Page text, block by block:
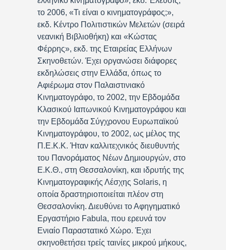
το 2006, «Τι είναι ο κινηματογράφος;»,
εκδ. Κέντρο Πολιτιστικών Μελετών (σειρά
νεανική Βιβλιοθήκη) και «Κώστας
Φέρρης», εκδ. της Εταιρείας Ελλήνων
Σκηνοθετών. Έχει οργανώσει διάφορες
εκδηλώσεις στην Ελλάδα, όπως το
Αφιέρωμα στον Παλαιστινιακό
Κινηματογράφο, το 2002, την Εβδομάδα
Κλασικού Ιαπωνικού Κινηματογράφου και
την Εβδομάδα Σύγχρονου Ευρωπαϊκού
Κινηματογράφου, το 2002, ως μέλος της
Π.Ε.Κ.Κ. Ήταν καλλιτεχνικός διευθυντής
του Πανοράματος Νέων Δημιουργών, στο
Ε.Κ.Θ., στη Θεσσαλονίκη, και ιδρυτής της
Κινηματογραφικής Λέσχης Solaris, η
οποία δραστηριοποιείται πλέον στη
Θεσσαλονίκη. Διευθύνει το Αφηγηματικό
Εργαστήριο Fabula, που ερευνά τον
Ενιαίο Παραστατικό Χώρο. Έχει
σκηνοθετήσει τρείς ταινίες μικρού μήκους,